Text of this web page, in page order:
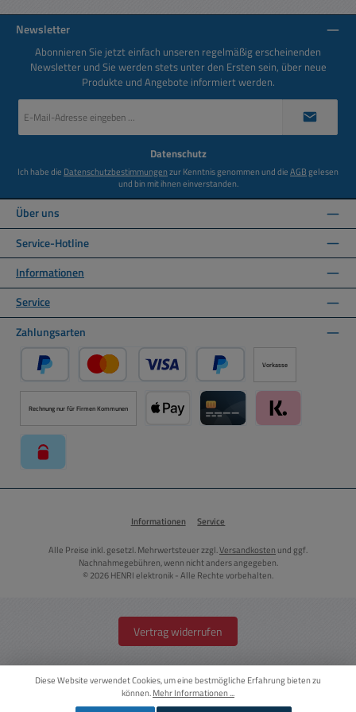
Newsletter
Abonnieren Sie jetzt einfach unseren regelmäßig erscheinenden
Newsletter und Sie werden stets unter den Ersten sein, über neue
Produkte und Angebote informiert werden.
Mail-
Datenschutz
Ich habe die Datenschutzbestimmungenzur Kenntnis genommen und dieAGBgelesen
und bin mit ihnen einverstanden.
Über uns
Service-Hotline
Informationen
Service
Zahlungsarten
PayPal Kredit- oder Debitkarte über PayPal
Später Bezahlen über PayPal
Vorkasse
Rechnung nur für Firmen Kommunen
Informationen Service
Alle Preise inkl. gesetzl. Mehrwertsteuer zzgl.Versandkosten und ggf.
Nachnahmegebühren, wenn nicht anders angegeben.
© 2026 HENRI elektronik - Alle Rechte vorbehalten.
Vertrag widerrufen
Diese Website verwendet Cookies, um eine bestmögliche Erfahrung bieten zu
können.Mehr Informationen ...